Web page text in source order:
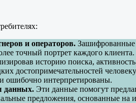
и операторов. Зашифрованные
точный портрет каждого клиента.
историю поиска,
достопримечательностей
ошибочно интерпретированы.
данных. Эти данные помогут
предложения, основанные на